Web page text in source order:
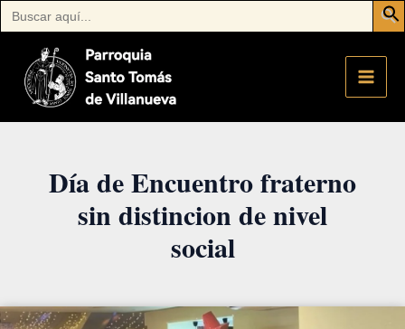
Buscar:
contenido
Día de Encuentro fraterno
sin distincion de nivel
social